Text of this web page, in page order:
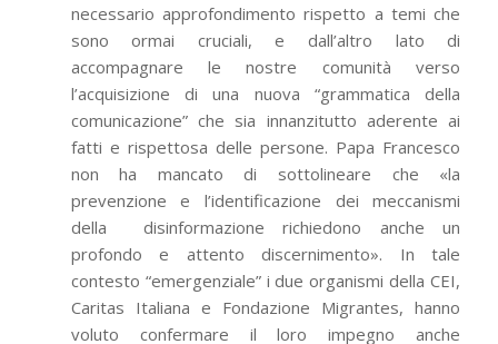
necessario approfondimento rispetto a temi che
sono ormai cruciali, e dall’altro lato di
accompagnare le nostre comunità verso
l’acquisizione di una nuova “grammatica della
comunicazione” che sia innanzitutto aderente ai
fatti e rispettosa delle persone. Papa Francesco
non ha mancato di sottolineare che «la
prevenzione e l’identificazione dei meccanismi
della disinformazione richiedono anche un
profondo e attento discernimento». In tale
contesto “emergenziale” i due organismi della CEI,
Caritas Italiana e Fondazione Migrantes, hanno
voluto confermare il loro impegno anche